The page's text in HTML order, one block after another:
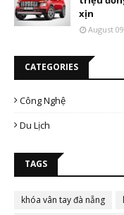
xịn
August
CATEGORIES
Công Nghệ
Du Lịch
TAGS
khóa vân tay đà nẵng